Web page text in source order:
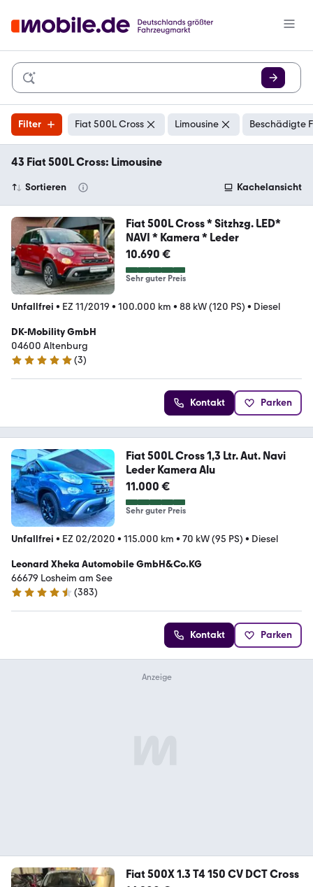
Filter Fiat 500L Cross Limousine Beschädigte
43 Fiat 500L Cross: Limousine
Sortieren Kachelansicht
Fiat 500L Cross * Sitzhzg. LED*
NAVI * Kamera * Leder
10.690 €
Sehr guter Preis
Unfallfrei • EZ 11/2019 • 100.000 km • 88 kW (120 PS) • Diesel
DK-Mobility GmbH
04600 Altenburg
5 Sterne
(3)
Kontakt Parken
Fiat 500L Cross 1,3 Ltr. Aut. Navi
Leder Kamera Alu
11.000 €
Sehr guter Preis
Unfallfrei • EZ 02/2020 • 115.000 km • 70 kW (95 PS) • Diesel
Leonard Xheka Automobile GmbH&Co.KG
66679 Losheim am See
4.7 Sterne
(383)
Kontakt Parken
Fiat 500X 1.3 T4 150 CV DCT Cross